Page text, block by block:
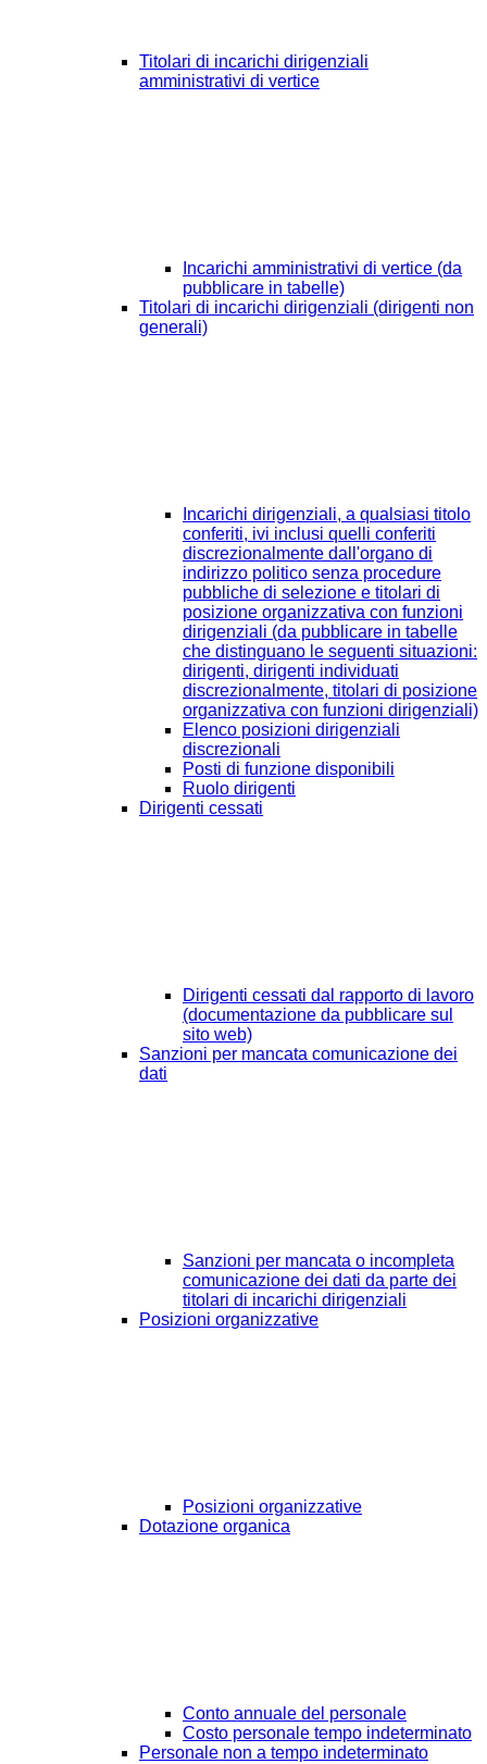
Titolari di incarichi dirigenziali
amministrativi di vertice
Incarichi amministrativi di vertice (da
pubblicare in tabelle)
Titolari di incarichi dirigenziali (dirigenti non
generali)
Incarichi dirigenziali, a qualsiasi titolo
conferiti, ivi inclusi quelli conferiti
discrezionalmente dall'organo di
indirizzo politico senza procedure
pubbliche di selezione e titolari di
posizione organizzativa con funzioni
dirigenziali (da pubblicare in tabelle
che distinguano le seguenti situazioni:
dirigenti, dirigenti individuati
discrezionalmente, titolari di posizione
organizzativa con funzioni dirigenziali)
Elenco posizioni dirigenziali
discrezionali
Posti di funzione disponibili
Ruolo dirigenti
Dirigenti cessati
Dirigenti cessati dal rapporto di lavoro
(documentazione da pubblicare sul
sito web)
Sanzioni per mancata comunicazione dei
dati
Sanzioni per mancata o incompleta
comunicazione dei dati da parte dei
titolari di incarichi dirigenziali
Posizioni organizzative
Posizioni organizzative
Dotazione organica
Conto annuale del personale
Costo personale tempo indeterminato
Personale non a tempo indeterminato